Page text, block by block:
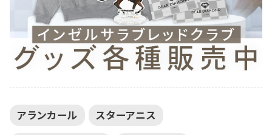
アランカール
スターアニス